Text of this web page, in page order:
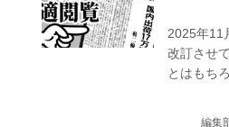
2025年11
改訂させ
とはもち
編集